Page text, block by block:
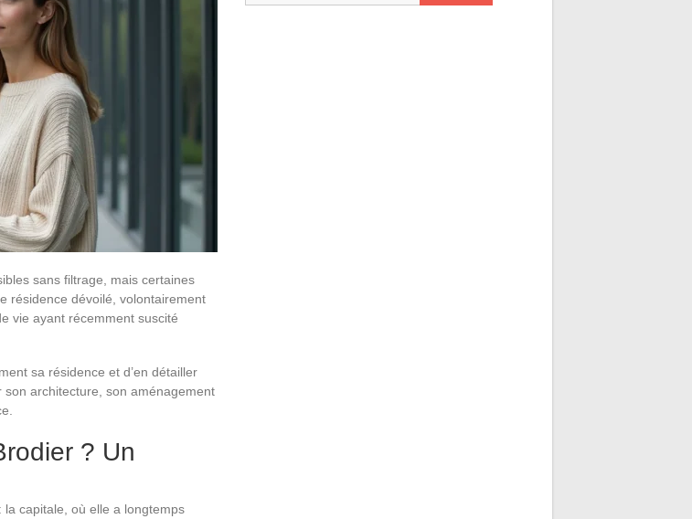
sans filtrage, mais certaines
résidence dévoilé, volontairement
vie ayant récemment suscité
sa résidence et d’en détailler
son architecture, son aménagement
? Un
capitale, où elle a longtemps